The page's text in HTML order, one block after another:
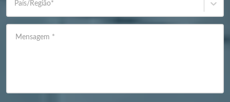
País/Região*
Mensagem *